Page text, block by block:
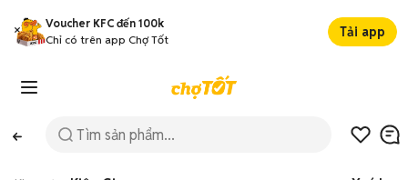
Voucher KFC đến 100k
Chỉ có trên app Chợ Tốt
Tải app